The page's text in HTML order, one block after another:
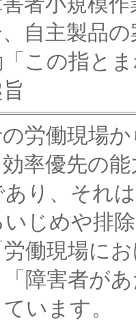
自主製品
この指と
労働現場か
効率優先の
あり、それ
いじめや排
労働現場に
障害者が
います。